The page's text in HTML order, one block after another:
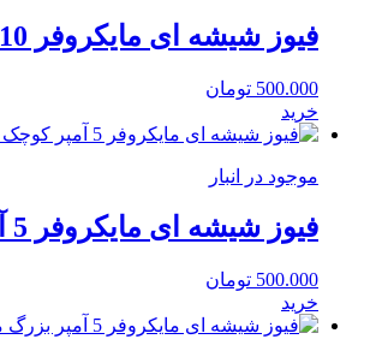
فیوز شیشه ای مایکروفر 10 آمپر بزرگ مناسب همه برندها
500.000 تومان
خرید
موجود در انبار
فیوز شیشه ای مایکروفر 5 آمپر کوچک مناسب همه برندها
500.000 تومان
خرید